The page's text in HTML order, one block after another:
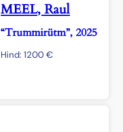
MEEL, Raul
“Trummirütm”, 2025
Hind:1200€